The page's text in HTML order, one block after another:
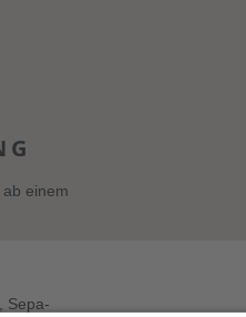
einem
Sepa-